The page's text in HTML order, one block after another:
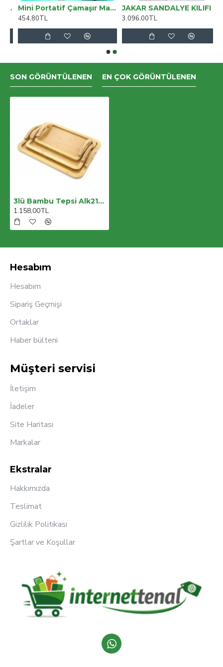
Mini Portatif Çamaşır Makinesi
454,80TL
JAKAR SANDALYE KILIFI
3.096,00TL
SON GÖRÜNTÜLENEN EN ÇOK GÖRÜNTÜLENEN
3lü Bambu Tepsi Alk2165
1.158,00TL
Hesabım
Hesabım
Sipariş Geçmişi
Ortaklar
Haber bülteni
Müşteri servisi
İletişim
İadeler
Site Haritası
Markalar
Ekstralar
Hakkımızda
Teslimat
Gizlilik Politikası
Şartlar ve Koşullar